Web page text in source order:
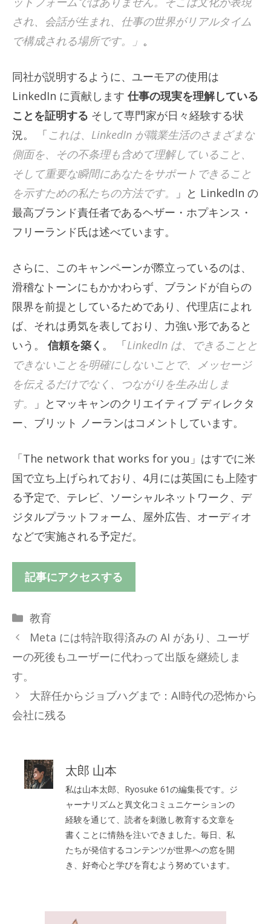
され、会話が生まれ、仕事の世界がリアルタイム
で構成される場所です。」 。
同社が説明するように、ユーモアの使用は
LinkedIn に貢献します 仕事の現実を理解している
ことを証明する そして専門家が日々経験する状
況。 「これは、LinkedIn が職業生活のさまざまな
側面を、その不条理も含めて理解していること、
そして重要な瞬間にあなたをサポートできること
を示すための私たちの方法です。
」と LinkedIn の
最高ブランド責任者であるヘザー・ホプキンス・
フリーランド氏は述べています。
さらに、このキャンペーンが際立っているのは、
滑稽なトーンにもかかわらず、ブランドが自らの
限界を前提としているためであり、代理店によれ
ば、それは勇気を表しており、力強い形であると
いう。 信頼を築く 。 「LinkedIn は、できることと
できないことを明確にしないことで、メッセージ
を伝えるだけでなく、つながりを生み出しま
す。
」とマッキャンのクリエイティブ ディレクタ
ー、ブリット ノーランはコメントしています。
「The network that works for you」はすでに米
国で立ち上げられており、4月には英国にも上陸す
る予定で、テレビ、ソーシャルネットワーク、デ
ジタルプラットフォーム、屋外広告、オーディオ
などで実施される予定だ。
記事にアクセスする
カ
テ
リ
教育
Meta には特許取得済みの AI があり、ユーザ
ーの死後もユーザーに代わって出版を継続しま
す。
大辞任からジョブハグまで：AI時代の恐怖から
会社に残る
太郎 山本
私は山本太郎、Ryosuke 61の編集長です。ジ
ャーナリズムと異文化コミュニケーションの
経験を通じて、読者を刺激し教育する文章を
書くことに情熱を注いできました。毎日、私
たちが発信するコンテンツが世界への窓を開
き、好奇心と学びを育むよう努めています。